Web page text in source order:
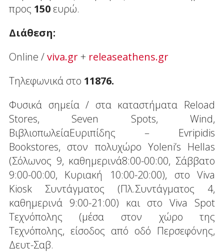
προς 150ευρώ.
Διάθεση:
Online /viva.gr+ releaseathens.gr
Tηλεφωνικά στο 11876.
Φυσικά σημεία / στα καταστήματα Reload
Stores, Seven Spots, Wind,
ΒιβλιοπωλείαΕυριπίδης – Evripidis
Bookstores, στον πολυχώρο Yoleni’s Hellas
(Σόλωνος 9, καθημερινά8:00-00:00, Σάββατο
9:00-00:00, Κυριακή 10:00-20:00), στο Viva
Kiosk Συντάγματος (Πλ.Συντάγματος 4,
καθημερινά 9:00-21:00) και στο Viva Spot
Τεχνόπολης (μέσα στον χώρο της
Τεχνόπολης, είσοδος από οδό Περσεφόνης,
Δευτ-Σαβ.